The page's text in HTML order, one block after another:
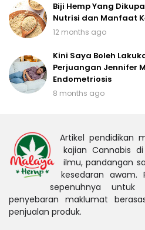
Biji Hemp Yang
Nutrisi dan Manfaat
12 months ago
Kini Saya Boleh
Perjuangan Jennifer
Endometriosis
8 months ago
Artikel pendidikan
kajian Cannabis
ilmu, pandangan
kesedaran awam.
sepenuhnya
penyebaran maklumat
penjualan produk.